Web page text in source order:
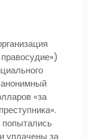
«за
попытались
уплачены за